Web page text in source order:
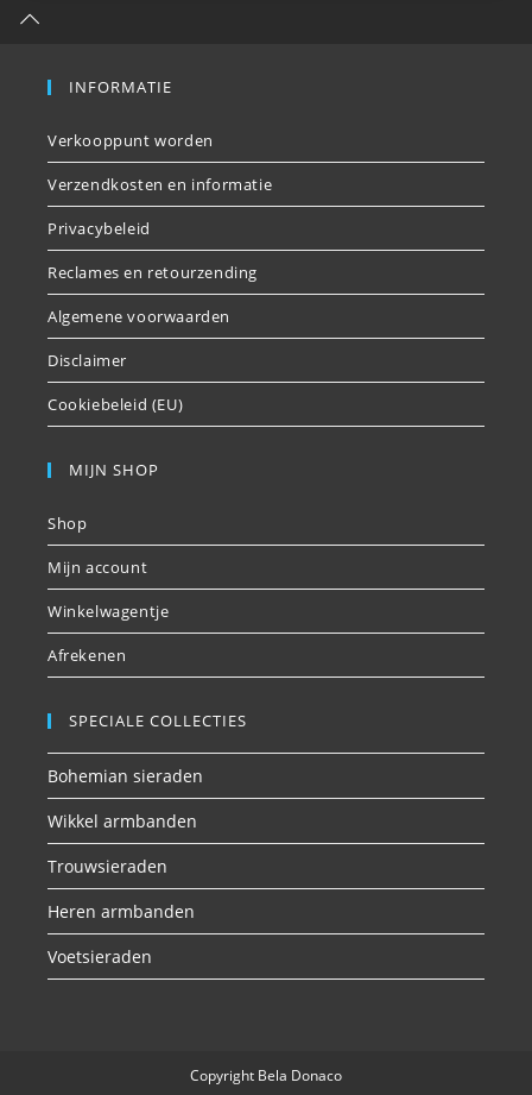
INFORMATIE
Verkooppunt worden
Verzendkosten en informatie
Privacybeleid
Reclames en retourzending
Algemene voorwaarden
Disclaimer
Cookiebeleid (EU)
MIJN SHOP
Shop
Mijn account
Winkelwagentje
Afrekenen
SPECIALE COLLECTIES
Bohemian sieraden
Wikkel armbanden
Trouwsieraden
Heren armbanden
Voetsieraden
Copyright Bela Donaco